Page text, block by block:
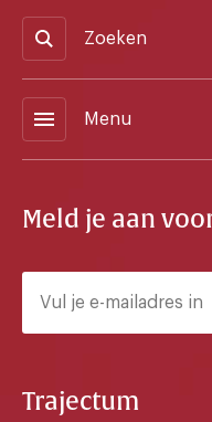
Zoeken
menu Menu
Meld je aan
Trajectum